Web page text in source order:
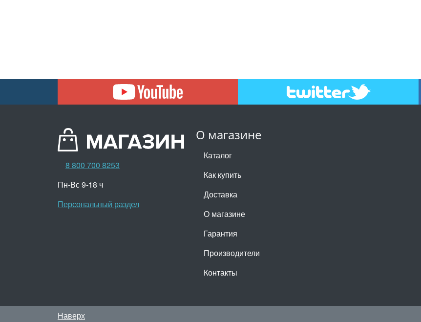
О магазине
Каталог
Как купить
Доставка
О магазине
Гарантия
Производители
Контакты
8 800 700 8253
Пн-Вс 9-18 ч
Персональный раздел
Наверх